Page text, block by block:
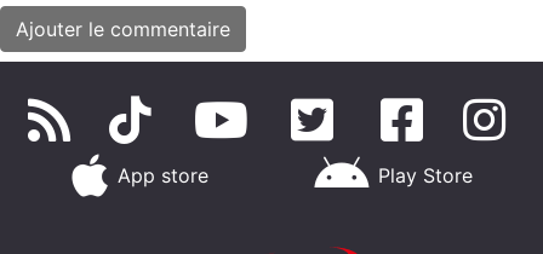
App store Play Store